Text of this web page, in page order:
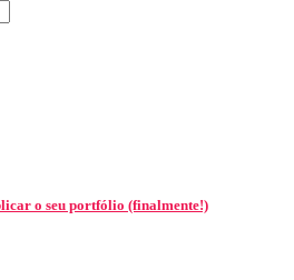
o seu portfólio (finalmente!)